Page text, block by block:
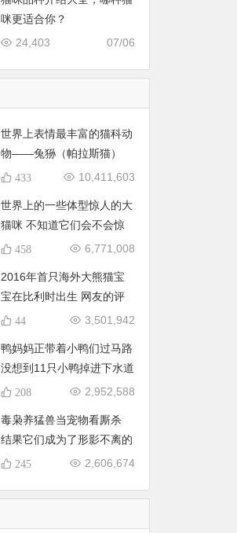
咪更适合你？
07/06
24,403
世界上表情最丰富的猫科动
物——兔狲（帕拉斯猫）
10,411,603
433
世界上的一些体型惊人的大
猫咪 不知道它们会不会惊
到你
6,771,008
458
2016年首只海外大熊猫宝
宝在比利时出生 网友的评
论亮了
3,501,942
44
鸭妈妈正带着小鸭们过马路
没想到11只小鸭掉进下水道
2,952,588
208
毒枭养猛兽当宠物看厮杀
结果它们成为了形影不离的
好朋友
2,606,674
245